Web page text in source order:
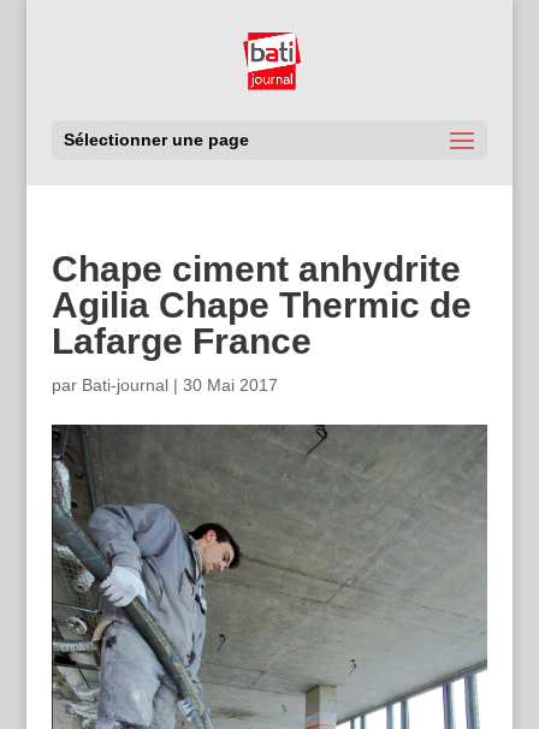
Sélectionner une page
Chape ciment anhydrite
Agilia Chape Thermic de
Lafarge France
par Bati-journal| 30 Mai 2017